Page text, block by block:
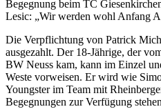
Begegnung beim TC
Lesic: „Wir werden wohl Anfang
Die Verpflichtung von Patrick
ausgezahlt. Der 18-Jährige, der
BW Neuss kam, kann im Einzel
Weste vorweisen. Er wird wie
Youngster im Team mit
Begegnungen zur Verfügung